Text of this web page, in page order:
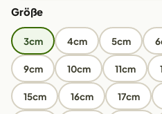
Größe
3cm 4cm 5cm
9cm 10cm 11cm
15cm 16cm 17cm